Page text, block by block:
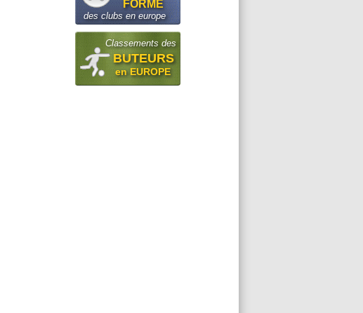
FORME
des clubs en europe
Classements des
BUTEURS
en EUROPE